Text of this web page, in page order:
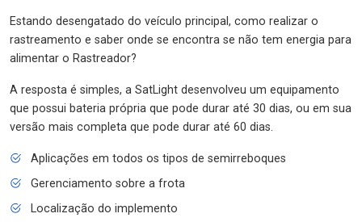
Estando desengatado do veículo principal, como realizar o
rastreamento e saber onde se encontra se não tem energia para
alimentar o Rastreador?
A resposta é simples, a SatLight desenvolveu um equipamento
que possui bateria própria que pode durar até 30 dias, ou em sua
versão mais completa que pode durar até 60 dias.
Aplicações em todos os tipos de semirreboques
Gerenciamento sobre a frota
Localização do implemento